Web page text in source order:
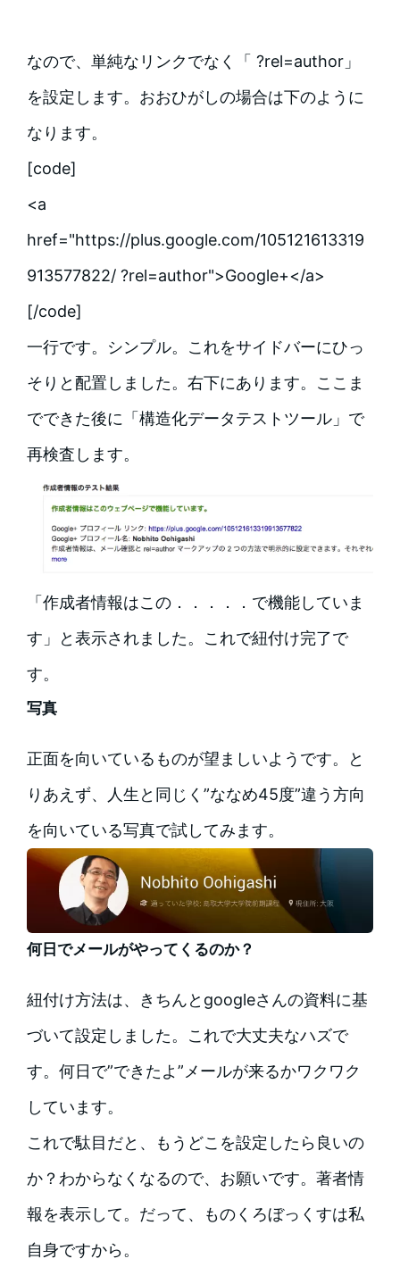
なので、単純なリンクでなく「 ?rel=author」
を設定します。おおひがしの場合は下のように
なります。
[code]
<a
href="https://plus.google.com/105121613319
913577822/ ?rel=author">Google+</a>
[/code]
一行です。シンプル。これをサイドバーにひっ
そりと配置しました。右下にあります。ここま
でできた後に「構造化データテストツール」で
再検査します。
「作成者情報はこの．．．．．で機能していま
す」と表示されました。これで紐付け完了で
す。
写真
正面を向いているものが望ましいようです。と
りあえず、人生と同じく”ななめ45度”違う方向
を向いている写真で試してみます。
何日でメールがやってくるのか？
紐付け方法は、きちんとgoogleさんの資料に基
づいて設定しました。これで大丈夫なハズで
す。何日で”できたよ”メールが来るかワクワク
しています。
これで駄目だと、もうどこを設定したら良いの
か？わからなくなるので、お願いです。著者情
報を表示して。だって、ものくろぼっくすは私
自身ですから。